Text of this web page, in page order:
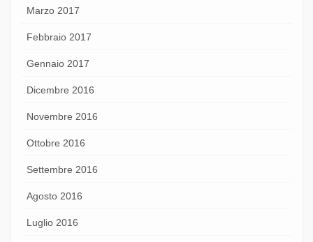
Marzo 2017
Febbraio 2017
Gennaio 2017
Dicembre 2016
Novembre 2016
Ottobre 2016
Settembre 2016
Agosto 2016
Luglio 2016